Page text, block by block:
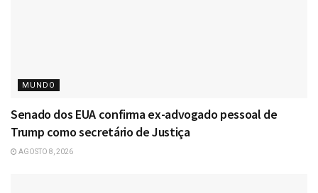
MUNDO
Senado dos EUA confirma ex-advogado pessoal de
Trump como secretário de Justiça
AGOSTO 8, 2026